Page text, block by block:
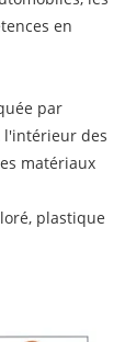
en
par
l'intérieur des
matériaux
plastique